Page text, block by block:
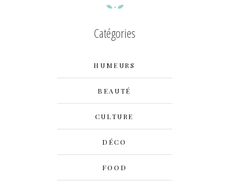
Catégories
HUMEURS
BEAUTÉ
CULTURE
DÉCO
FOOD